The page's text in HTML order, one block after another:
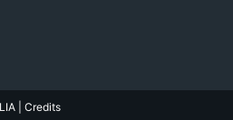
| Credits